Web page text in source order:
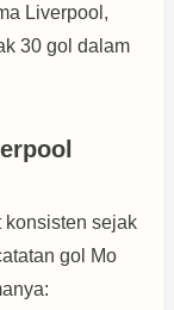
Liverpool,
30 gol dalam
konsisten sejak
gol Mo